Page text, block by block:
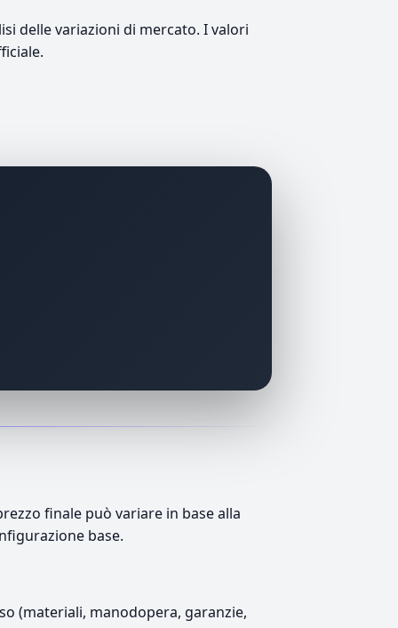
delle variazioni di mercato. I valori
finale può variare in base alla
base.
(materiali, manodopera, garanzie,